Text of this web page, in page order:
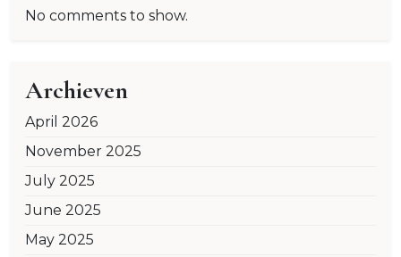
No comments to show.
Archieven
April 2026
November 2025
July 2025
June 2025
May 2025